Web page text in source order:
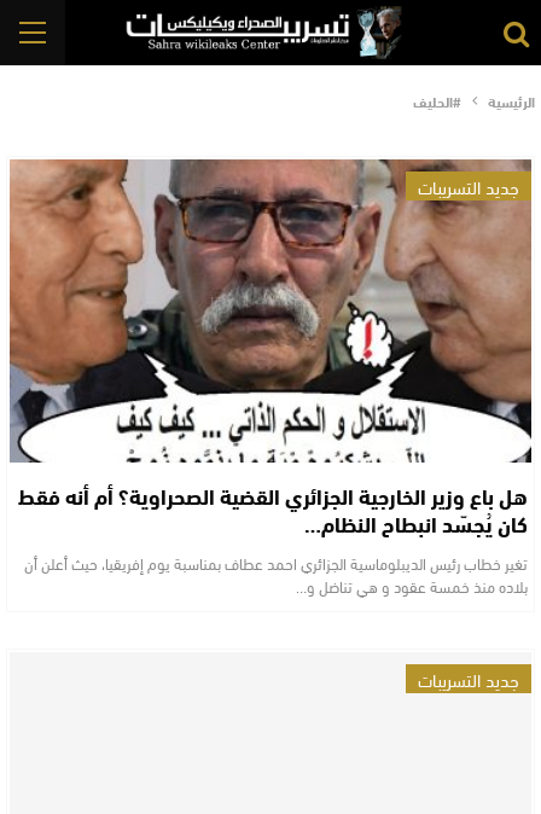
الرئيسية #الحليف
جديد التسريبات
هل باع وزير الخارجية الجزائري القضية الصحراوية؟ أم أنه فقط
كان يُجسّد انبطاح النظام…
تغير خطاب رئيس الديبلوماسية الجزائري احمد عطاف بمناسبة يوم إفريقيا، حيث أعلن أن
بلاده منذ خمسة عقود و هي تناضل و…
جديد التسريبات